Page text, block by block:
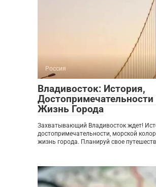
Россия
Владивосток: История,
Достопримечательности
Жизнь Города
Захватывающий Владивосток ждет!
достопримечательности, морской
жизнь города. Планируй свое